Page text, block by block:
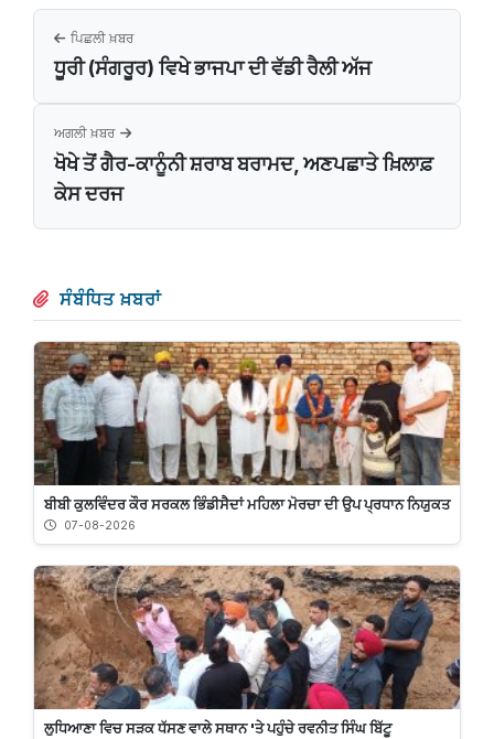
ਪਿਛਲੀ ਖ਼ਬਰ
ਧੂਰੀ (ਸੰਗਰੂਰ) ਵਿਖੇ ਭਾਜਪਾ ਦੀ ਵੱਡੀ ਰੈਲੀ ਅੱਜ
ਅਗਲੀ ਖ਼ਬਰ
ਖੋਖੇ ਤੋਂ ਗੈਰ-ਕਾਨੂੰਨੀ ਸ਼ਰਾਬ ਬਰਾਮਦ, ਅਣਪਛਾਤੇ ਖ਼ਿਲਾਫ਼
ਕੇਸ ਦਰਜ
ਸੰਬੰਧਿਤ ਖ਼ਬਰਾਂ
ਬੀਬੀ ਕੁਲਵਿੰਦਰ ਕੌਰ ਸਰਕਲ ਭਿੰਡੀਸੈਦਾਂ ਮਹਿਲਾ ਮੋਰਚਾ ਦੀ ਉਪ ਪ੍ਰਧਾਨ ਨਿਯੁਕਤ
07-08-2026
ਲੁਧਿਆਣਾ ਵਿਚ ਸੜਕ ਧੱਸਣ ਵਾਲੇ ਸਥਾਨ 'ਤੇ ਪਹੁੰਚੇ ਰਵਨੀਤ ਸਿੰਘ ਬਿੱਟੂ